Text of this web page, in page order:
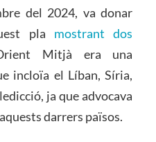
del 2024, va donar
pla mostrant dos
Mitjà era una
incloïa el Líban, Síria,
ja que advocava
darrers països.